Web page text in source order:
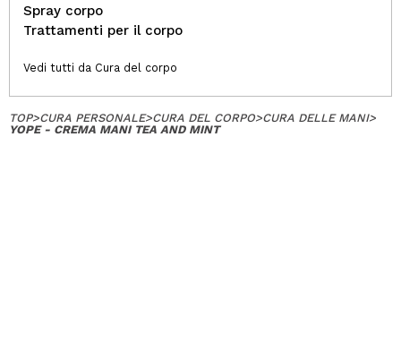
Spray corpo
Trattamenti per il corpo
Vedi tutti da Cura del corpo
TOP>CURA PERSONALE>CURA DEL CORPO>CURA DELLE MANI>
YOPE - CREMA MANI TEA AND MINT